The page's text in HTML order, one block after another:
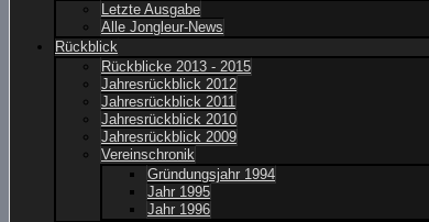
Letzte Ausgabe
Alle Jongleur-News
Rückblick
Rückblicke 2013 - 2015
Jahresrückblick 2012
Jahresrückblick 2011
Jahresrückblick 2010
Jahresrückblick 2009
Vereinschronik
Gründungsjahr 1994
Jahr 1995
Jahr 1996